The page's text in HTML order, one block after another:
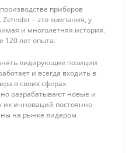
приборов
– это компания, у
и многолетняя история.
120 лет опыта.
лидирующие позиции
и всегда входить в
в своих сферах
разрабатывают новые и
их инноваций постоянно
на рынке лидером